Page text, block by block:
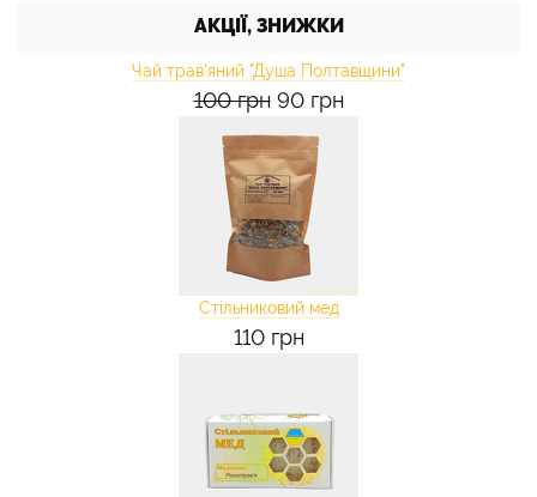
АКЦІЇ, ЗНИЖКИ
Чай трав'яний "Душа Полтавщини"
100 грн 90 грн
Стільниковий мед
110 грн